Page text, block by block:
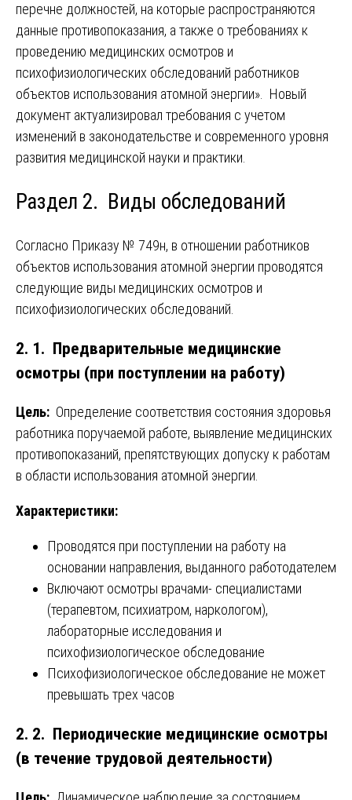
перечне должностей, на которые распространяются
данные противопоказания, а также о требованиях к
проведению медицинских осмотров и
психофизиологических обследований работников
объектов использования атомной энергии». Новый
документ актуализировал требования с учетом
изменений в законодательстве и современного уровня
развития медицинской науки и практики.
Раздел 2. Виды обследований
Согласно Приказу № 749н, в отношении работников
объектов использования атомной энергии проводятся
следующие виды медицинских осмотров и
психофизиологических обследований.
2. 1. Предварительные медицинские
осмотры (при поступлении на работу)
Цель: Определение соответствия состояния здоровья
работника поручаемой работе, выявление медицинских
противопоказаний, препятствующих допуску к работам
в области использования атомной энергии.
Характеристики:
Проводятся при поступлении на работу на
основании направления, выданного работодателем
Включают осмотры врачами- специалистами
(терапевтом, психиатром, наркологом),
лабораторные исследования и
психофизиологическое обследование
Психофизиологическое обследование не может
превышать трех часов
2. 2. Периодические медицинские осмотры
(в течение трудовой деятельности)